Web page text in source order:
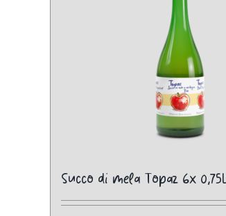
Succo di mela Topaz 6x